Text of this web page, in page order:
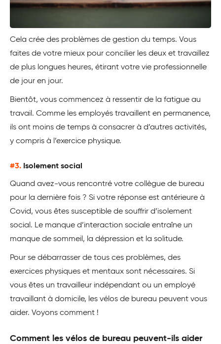
Cela crée des problèmes de gestion du temps. Vous
faites de votre mieux pour concilier les deux et travaillez
de plus longues heures, étirant votre vie professionnelle
de jour en jour.
Bientôt, vous commencez à ressentir de la fatigue au
travail. Comme les employés travaillent en permanence,
ils ont moins de temps à consacrer à d’autres activités,
y compris à l’exercice physique.
#3. Isolement social
Quand avez-vous rencontré votre collègue de bureau
pour la dernière fois ? Si votre réponse est antérieure à
Covid, vous êtes susceptible de souffrir d’isolement
social. Le manque d’interaction sociale entraîne un
manque de sommeil, la dépression et la solitude.
Pour se débarrasser de tous ces problèmes, des
exercices physiques et mentaux sont nécessaires. Si
vous êtes un travailleur indépendant ou un employé
travaillant à domicile, les vélos de bureau peuvent vous
aider. Voyons comment !
Comment les vélos de bureau peuvent-ils aider